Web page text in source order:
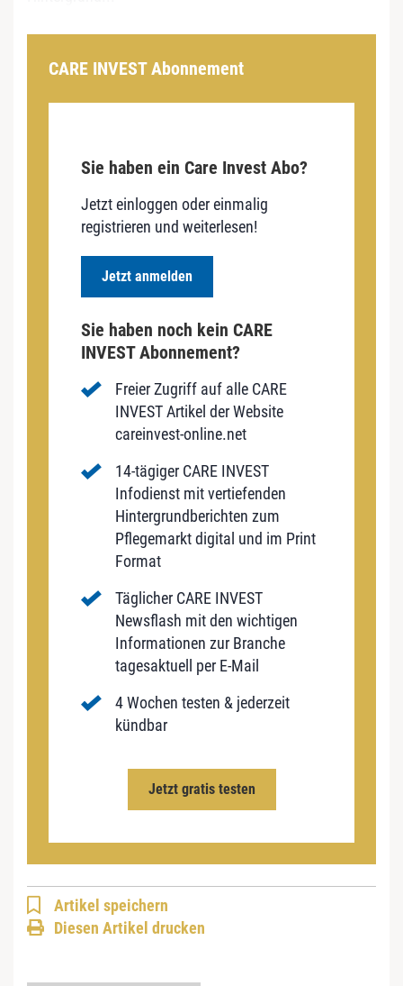
CARE INVEST Abonnement
Sie haben ein Care Invest Abo?
Jetzt einloggen oder einmalig
registrieren und weiterlesen!
Jetzt anmelden
Sie haben noch kein CARE
INVEST Abonnement?
Freier Zugriff auf alle CARE
INVEST Artikel der Website
careinvest-online.net
14-tägiger CARE INVEST
Infodienst mit vertiefenden
Hintergrundberichten zum
Pflegemarkt digital und im Print
Format
Täglicher CARE INVEST
Newsflash mit den wichtigen
Informationen zur Branche
tagesaktuell per E-Mail
4 Wochen testen & jederzeit
kündbar
Jetzt gratis testen
Artikel speichern
Diesen Artikel drucken